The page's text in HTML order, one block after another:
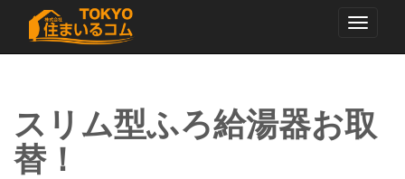
Toggle
スリム型ふろ給湯器お取
替！